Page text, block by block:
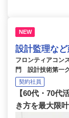
NEW
設計監理な
フロンティアコン
門 設計技術第一
契約社員
【60代・70代
き方を最大限